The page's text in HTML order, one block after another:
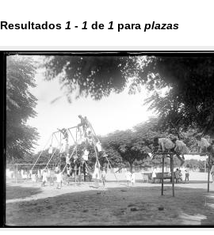
Resultados 1 - 1 de 1 para plazas